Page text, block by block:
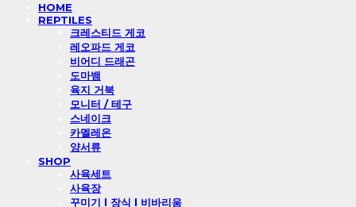
HOME
REPTILES
크레스티드 게코
레오파드 게코
비어디 드래곤
도마뱀
육지 거북
모니터 / 테구
스네이크
카멜레온
양서류
SHOP
사육세트
사육장
꾸미기 l 장식 l 비바리움